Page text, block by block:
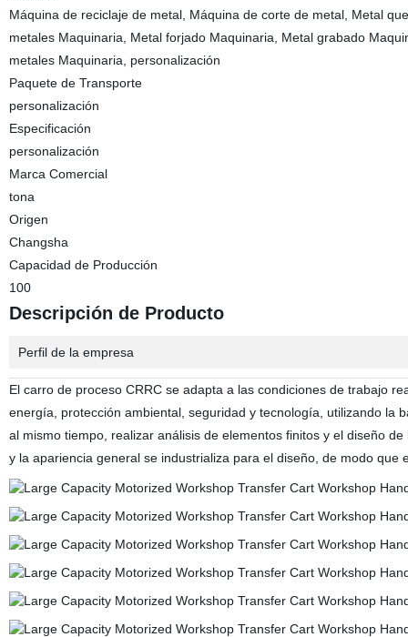
Máquina de reciclaje de metal, Máquina de corte de metal, Metal
metales Maquinaria, Metal forjado Maquinaria, Metal grabado
metales Maquinaria, personalización
Paquete de Transporte
personalización
Especificación
personalización
Marca Comercial
tona
Origen
Changsha
Capacidad de Producción
100
Descripción de Producto
Perfil de la empresa
El carro de proceso CRRC se adapta a las condiciones de trabajo
energía, protección ambiental, seguridad y tecnología, utilizando la
al mismo tiempo, realizar análisis de elementos finitos y el diseño
y la apariencia general se industrializa para el diseño, de modo